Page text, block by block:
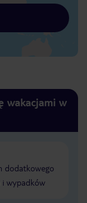
wakacjami w
dodatkowego
i wypadków